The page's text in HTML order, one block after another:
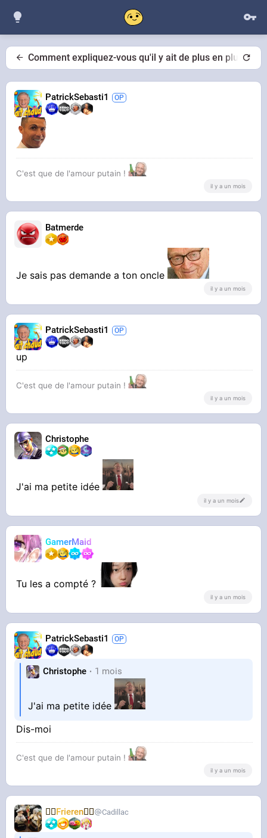
Comment expliquez-vous qu'il y ait de plus en plus de
PatrickSebasti1
C'est que de l'amour putain !
il y a un mois
Batmerde
Je sais pas demande a ton oncle
il y a un mois
PatrickSebasti1
up
C'est que de l'amour putain !
il y a un mois
Christophe
J'ai ma petite idée
il y a un mois
GamerMaid
Tu les a compté ?
il y a un mois
PatrickSebasti1
Christophe 1 mois
J'ai ma petite idée
Dis-moi
C'est que de l'amour putain !
il y a un mois
🧝‍♀️Frieren🧝‍♀️ Cadillac